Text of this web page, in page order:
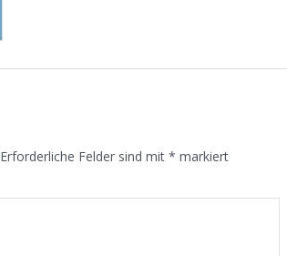
Erforderliche Felder sind mit * markiert